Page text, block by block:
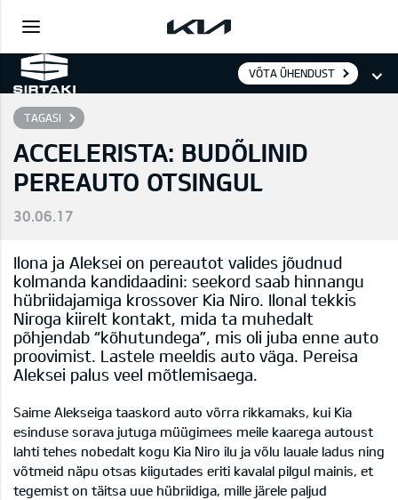
VÕTA ÜHENDUST
TAGASI
ACCELERISTA: BUDÕLINID
PEREAUTO OTSINGUL
30.06.17
Ilona ja Aleksei on pereautot valides jõudnud
kolmanda kandidaadini: seekord saab hinnangu
hübriidajamiga krossover Kia Niro. Ilonal tekkis
Niroga kiirelt kontakt, mida ta muhedalt
põhjendab “kõhutundega”, mis oli juba enne auto
proovimist. Lastele meeldis auto väga. Pereisa
Aleksei palus veel mõtlemisaega.
Saime Alekseiga taaskord auto võrra rikkamaks, kui Kia
esinduse sorava jutuga müügimees meile kaarega autoust
lahti tehes nobedalt kogu Kia Niro ilu ja võlu lauale ladus ning
võtmeid näpu otsas kiigutades eriti kavalal pilgul mainis, et
tegemist on täitsa uue hübriidiga, mille järele paljud